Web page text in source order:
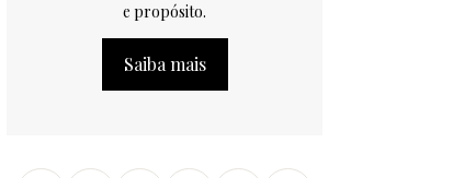
e propósito.
Saiba mais